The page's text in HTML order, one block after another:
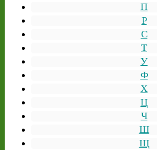
П
Р
С
Т
У
Ф
Х
Ц
Ч
Ш
Щ